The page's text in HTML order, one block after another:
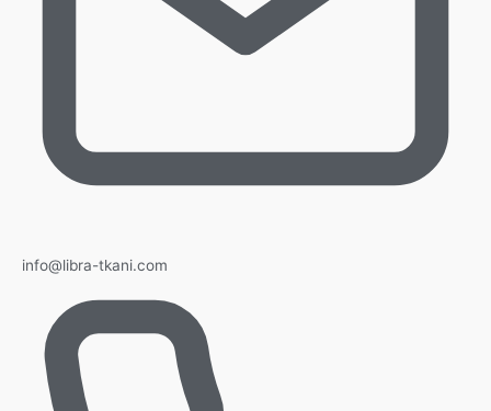
info@libra-tkani.com